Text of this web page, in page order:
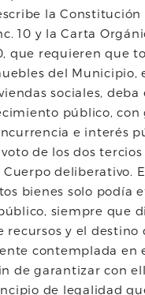
la Constitución
10 y la Carta
que requieren que
del Municipio,
sociales, deba
público, con
e interés
de los dos
deliberativo.
bienes solo podía
siempre que
recursos y el destino
contemplada en
de garantizar con
de legalidad